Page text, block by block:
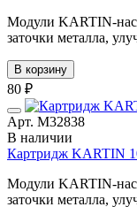
Модули KARTIN-
заточки металла,
В корзину
80 ₽
Арт. М32838
В наличии
Картридж KARTIN
Модули KARTIN-
заточки металла,